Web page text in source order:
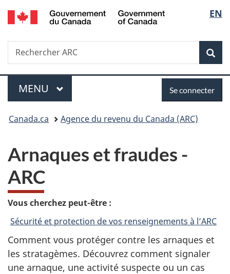
Passer
au
Passer
à
du
Passer
à
simplifiée
de
la
EN
Recherche
Rechercher
ARC
Menu
MENU PRINCIPAL
connecter
Se connecter
Vous
ici :
Canada.ca Agence du revenu du Canada (ARC)
Arnaques et fraudes -
ARC
Vous cherchez peut-être :
Sécurité et protection de vos renseignements à l’ARC
Comment vous protéger contre les arnaques et
les stratagèmes. Découvrez comment signaler
une arnaque, une activité suspecte ou un cas